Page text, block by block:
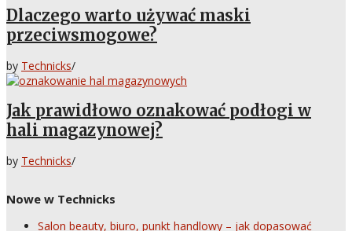
Dlaczego warto używać maski
przeciwsmogowe?
by Technicks/
Jak prawidłowo oznakować podłogi w
hali magazynowej?
by Technicks/
Nowe w Technicks
Salon beauty, biuro, punkt handlowy – jak dopasować